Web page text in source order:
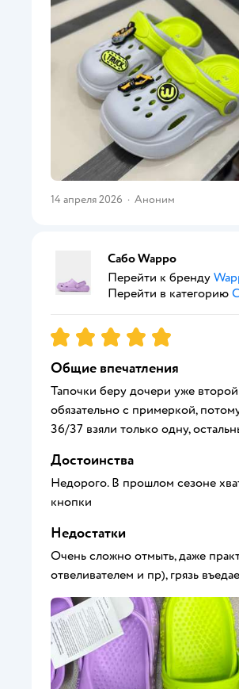
14 апреля 2026 · Аноним
Сабо Wappo
Перейти к бренду
Перейти в категорию
Рейтинг:5
Общие впечатления
Тапочки беру дочери уже
обязательно с примеркой,
36/37 взяли только одну,
Достоинства
Недорого. В прошлом сезоне
кнопки
Недостатки
Очень сложно отмыть, даже
отвеливателем и пр), грязь